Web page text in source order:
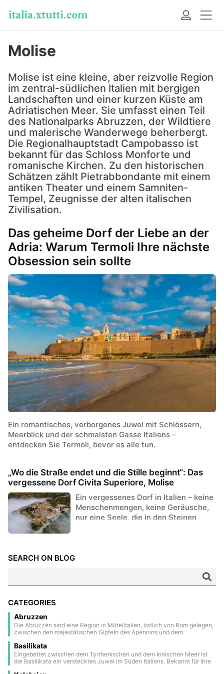
Molise
Molise ist eine kleine, aber reizvolle Region
im zentral-südlichen Italien mit bergigen
Landschaften und einer kurzen Küste am
Adriatischen Meer. Sie umfasst einen Teil
des Nationalparks Abruzzen, der Wildtiere
und malerische Wanderwege beherbergt.
Die Regionalhauptstadt Campobasso ist
bekannt für das Schloss Monforte und
romanische Kirchen. Zu den historischen
Schätzen zählt Pietrabbondante mit einem
antiken Theater und einem Samniten-
Tempel, Zeugnisse der alten italischen
Zivilisation.
Das geheime Dorf der Liebe an der
Adria: Warum Termoli Ihre nächste
Obsession sein sollte
Ein romantisches, verborgenes Juwel mit Schlössern,
Meerblick und der schmalsten Gasse Italiens –
entdecken Sie Termoli, bevor es alle tun.
„Wo die Straße endet und die Stille beginnt“: Das
vergessene Dorf Civita Superiore, Molise
Ein vergessenes Dorf in Italien – keine
Menschenmengen, keine Geräusche,
nur eine Seele, die in den Steinen
SEARCH ON BLOG
CATEGORIES
Abruzzen
Die Abruzzen sind eine Region in Mittelitalien, östlich von Rom gelegen,
zwischen den majestätischen Gipfeln des Apennins und dem
Nationalparks und Naturschutzgebieten, was sie zu einer der grünsten
Regionen Europas macht. Das Landesinnere ist geprägt von
mittelalterlichen und renaissancezeitlichen Dörfern, die auf malerischen
Basilikata
Eingebettet zwischen dem Tyrrhenischen und dem Ionischen Meer ist
die Basilikata ein verstecktes Juwel im Süden Italiens. Bekannt für ihre